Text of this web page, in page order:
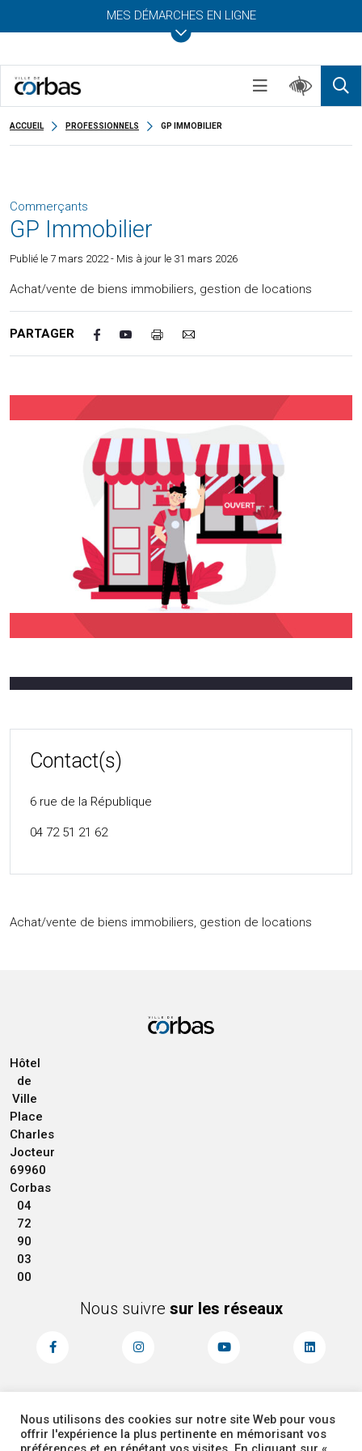
MES DÉMARCHES EN LIGNE
ACCUEIL PROFESSIONNELS GP IMMOBILIER
Commerçants
GP Immobilier
Publié le 7 mars 2022- Mis à jour le 31 mars 2026
Achat/vente de biens immobiliers, gestion de locations
PARTAGER
Contact(s)
6 rue de la République
04 72 51 21 62
Achat/vente de biens immobiliers, gestion de locations
Hôtel
de
Ville
Place
Charles
Jocteur
69960
Corbas
04
72
90
03
00
Nous suivre sur les réseaux
MENTIONS LÉGALES
PLAN DU SITE
ACCESSIBILITÉ
ADMINISTRATEUR
Nous utilisons des cookies sur notre site Web pour vous
offrir l'expérience la plus pertinente en mémorisant vos